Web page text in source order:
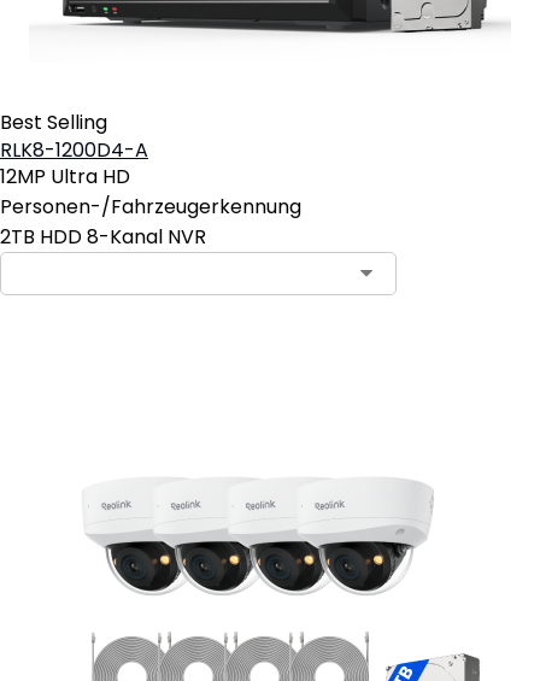
Best Selling
RLK8-1200D4-A
12MP Ultra HD
Personen-/Fahrzeugerkennung
2TB HDD 8-Kanal NVR